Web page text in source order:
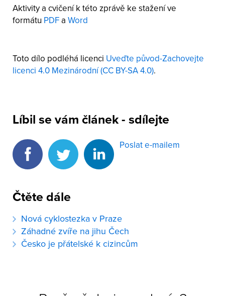
Aktivity a cvičení k této zprávě ke stažení ve
formátu PDFa Word
Toto dílo podléhá licenci Uveďte původ-Zachovejte
licenci 4.0 Mezinárodní (CC BY-SA 4.0).
Líbil se vám článek - sdílejte
Poslat e-mailem
Čtěte dále
Nová cyklostezka v Praze
Záhadné zvíře na jihu Čech
Česko je přátelské k cizincům